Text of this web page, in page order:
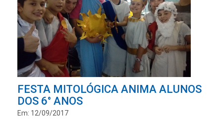
FESTA MITOLÓGICA ANIMA ALUNOS
DOS 6° ANOS
Em: 12/09/2017